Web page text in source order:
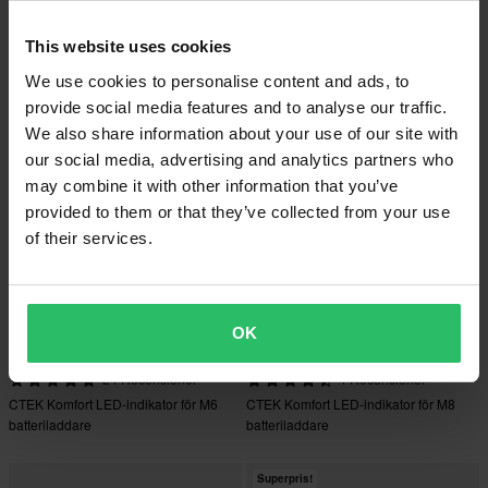
This website uses cookies
We use cookies to personalise content and ads, to
provide social media features and to analyse our traffic.
We also share information about your use of our site with
our social media, advertising and analytics partners who
may combine it with other information that you’ve
provided to them or that they’ve collected from your use
of their services.
OK
CTEK Pigtail Batteriindikator
24 Recensioner
CTEK Komfort LED-indikator för M6
batteriladdare
4 Recensioner
CTEK Komfort LED-indikator för M8
batteriladdare
Superpris!